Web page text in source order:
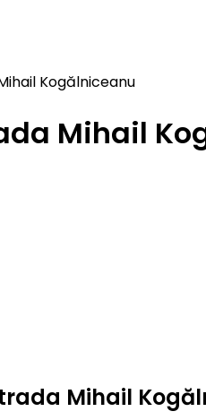
Kogălniceanu
Mihail
Mihail